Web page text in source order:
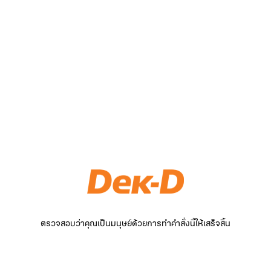
ตรวจสอบว่าคุณเป็นมนุษย์ด้วยการทำคำสั่งนี้ให้เสร็จสิ้น